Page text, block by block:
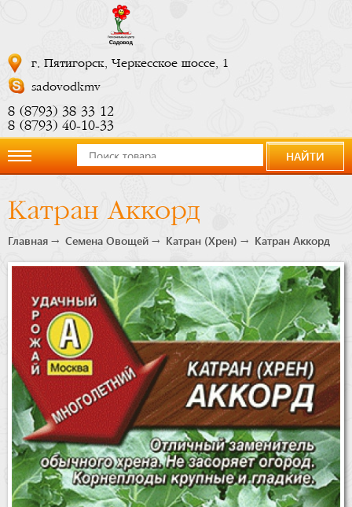
г. Пятигорск, Черкесское шоссе, 1
sadovodkmv
8 (8793) 38 33 12
8 (8793) 40-10-33
компании
Новости
Купить
сейчас
Бренды
Доставка
Оптовикам
НАЙТИ
Катран Аккорд
Главная Семена Овощей Катран (Хрен) Катран Аккорд